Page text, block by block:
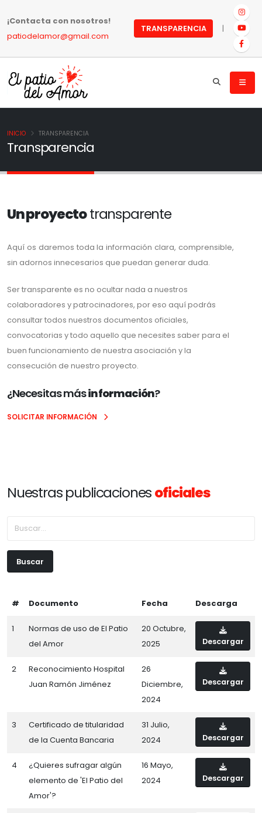
¡Contacta con nosotros!
patiodelamor@gmail.com
TRANSPARENCIA |
Transparencia
INICIO TRANSPARENCIA
Un proyectotransparente
Aquí os daremos toda la información clara, comprensible,
sin adornos innecesarios que puedan generar duda.
Ser transparente es no ocultar nada a nuestros
colaboradores y patrocinadores, por eso aquí podrás
consultar todos nuestros documentos oficiales,
convocatorias y todo aquello que necesites saber para el
buen funcionamiento de nuestra asociación y la
consecución de nuestro proyecto.
¿Necesitas másinformación?
SOLICITAR INFORMACIÓN
Nuestras publicacionesoficiales
Buscar
# Documento Fecha Descarga
1
Normas de uso de El Patio
del Amor
20 Octubre,
2025
Descargar
2
Reconocimiento Hospital
Juan Ramón Jiménez
26
Diciembre,
2024
Descargar
3
Certificado de titularidad
de la Cuenta Bancaria
31 Julio,
2024
Descargar
4
¿Quieres sufragar algún
elemento de 'El Patio del
Amor'?
16 Mayo,
2024
Descargar